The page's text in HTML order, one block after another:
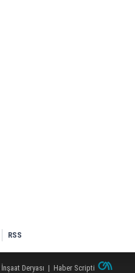
RSS
İnşaat Deryası | Haber Scripti